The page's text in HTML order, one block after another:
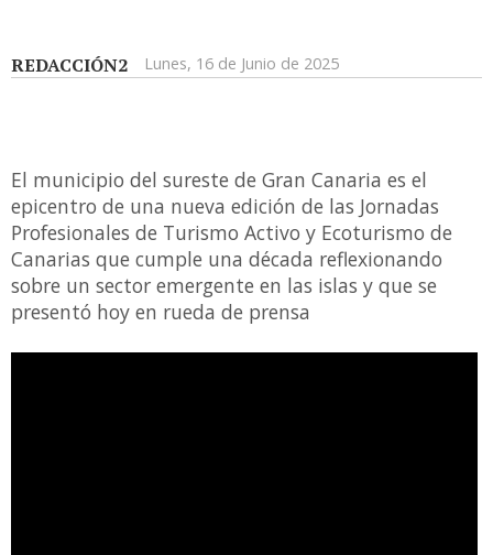
REDACCIÓN2 Lunes, 16 de Junio de 2025
El municipio del sureste de Gran Canaria es el
epicentro de una nueva edición de las Jornadas
Profesionales de Turismo Activo y Ecoturismo de
Canarias que cumple una década reflexionando
sobre un sector emergente en las islas y que se
presentó hoy en rueda de prensa